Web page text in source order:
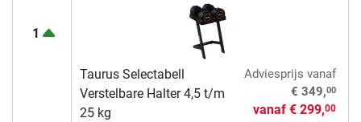
1
Taurus Selectabell
Verstelbare Halter 4,5 t/m
25 kg
Adviesprijs vanaf
€ 349,00
vanaf € 299,00